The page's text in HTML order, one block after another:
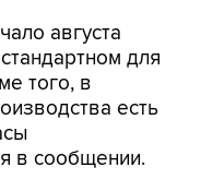
августа
для
того, в
есть
в сообщении.